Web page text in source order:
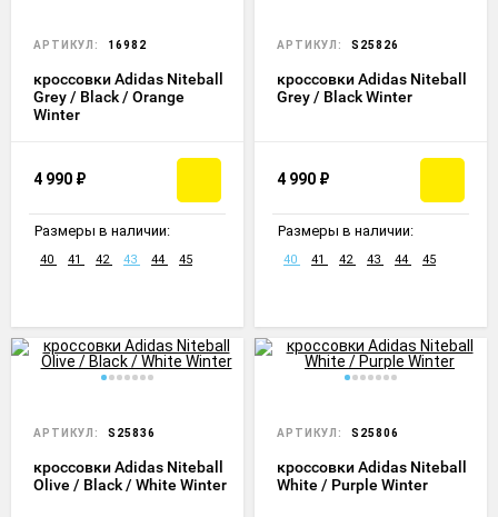
АРТИКУЛ: 16982
кроссовки Adidas Niteball
Grey / Black / Orange
Winter
4 990 ₽
Размеры в наличии:
40 41 42 43 44 45
АРТИКУЛ: S25826
кроссовки Adidas Niteball
Grey / Black Winter
4 990 ₽
Размеры в наличии:
40 41 42 43 44 45
АРТИКУЛ: S25836
кроссовки Adidas Niteball
Olive / Black / White Winter
АРТИКУЛ: S25806
кроссовки Adidas Niteball
White / Purple Winter